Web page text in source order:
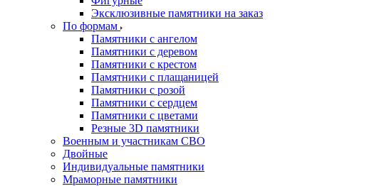
Эксклюзивные памятники на заказ
По формам
Памятники с ангелом
Памятники с деревом
Памятники с крестом
Памятники с плащаницей
Памятники с розой
Памятники с сердцем
Памятники с цветами
Резные 3D памятники
Военным и участникам СВО
Двойные
Индивидуальные памятники
Мраморные памятники